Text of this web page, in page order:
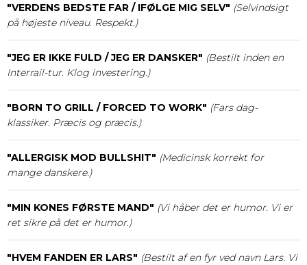
"VERDENS BEDSTE FAR / IFØLGE MIG SELV" (Selvindsigt
på højeste niveau. Respekt.)
"JEG ER IKKE FULD / JEG ER DANSKER" (Bestilt inden en
Interrail-tur. Klog investering.)
"BORN TO GRILL / FORCED TO WORK" (Fars dag-
klassiker. Præcis og præcis.)
"ALLERGISK MOD BULLSHIT" (Medicinsk korrekt for
mange danskere.)
"MIN KONES FØRSTE MAND" (Vi håber det er humor. Vi er
ret sikre på det er humor.)
"HVEM FANDEN ER LARS" (Bestilt af en fyr ved navn Lars. Vi